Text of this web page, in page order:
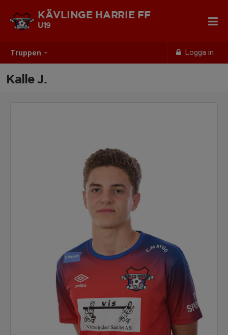
Truppen Logga in
KÄVLINGE HARRIE FF
U19
Kalle J.